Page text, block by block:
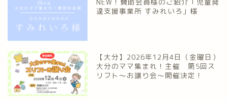
達支援事業所 すみれいろ」様
【大分】2026年12月4日（金曜日）
大分のママ集まれ！主催 第5回ス
リフト〜お譲り会〜開催決定！